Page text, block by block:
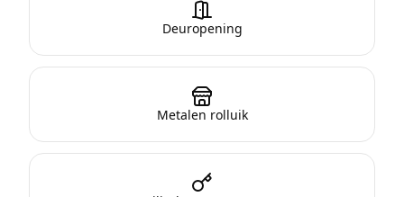
Deuropening
Metalen rolluik